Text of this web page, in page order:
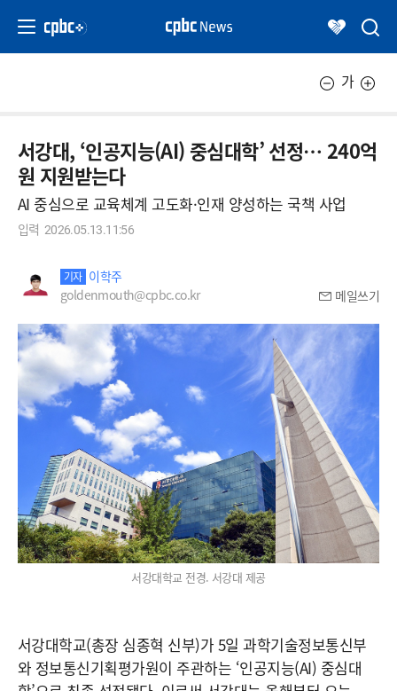
가
서강대, ‘인공지능(AI) 중심대학’ 선정… 240억
원 지원받는다
AI 중심으로 교육체계 고도화·인재 양성하는 국책 사업
입력 2026.05.13.11:56
기자 이학주
goldenmouth@cpbc.co.kr
메일쓰기
서강대학교 전경. 서강대 제공
서강대학교(총장 심종혁 신부)가 5일 과학기술정보통신부
와 정보통신기획평가원이 주관하는 ‘인공지능(AI) 중심대